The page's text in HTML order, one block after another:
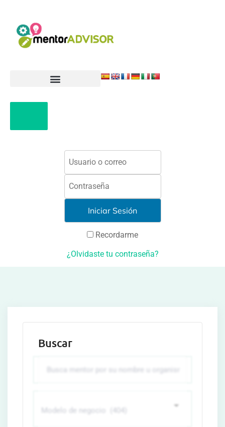
Recordarme
¿Olvidaste tu contraseña?
Buscar